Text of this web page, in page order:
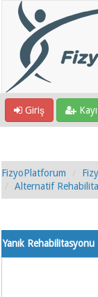
Giriş
FizyoPlatforum
Alternatif
Yanık Rehabilitasyonu